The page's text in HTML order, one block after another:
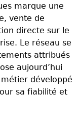
marque une
vente de
directe sur le
Le réseau se
attribués
aujourd’hui
développé
sa fiabilité et